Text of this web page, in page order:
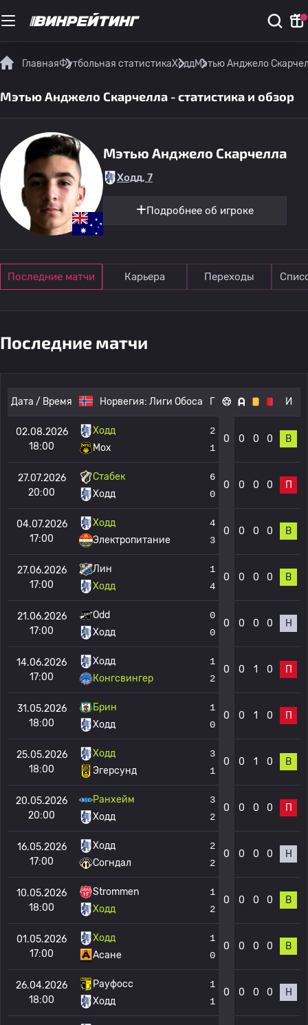
ГлавнаяФутбольная статистикаХоддМэтью Анджело
Мэтью Анджело Скарчелла - статистика и обзор
Мэтью Анджело Скарчелла
Ходд, 7
Подробнее об игроке
Последние матчи Карьера Переходы
Последние матчи
Дата / Время Норвегия: Лиги Обоса Г И
02.08.2026
18:00
Ходд
Мох
2
1
0 0 0 0 В
27.07.2026
20:00
Стабек
Ходд
6
0
0 0 0 0 П
04.07.2026
17:00
Ходд
Электропитание
4
3
0 0 0 0 В
27.06.2026
17:00
Лин
Ходд
1
4
0 0 0 0 В
21.06.2026
17:00
Odd
Ходд
0
0
0 0 0 0 Н
14.06.2026
17:00
Ходд
Конгсвингер
1
2
0 0 1 0 П
31.05.2026
18:00
Брин
Ходд
1
0
0 0 1 0 П
25.05.2026
18:00
Ходд
Эгерсунд
3
1
0 0 1 0 В
20.05.2026
20:00
Ранхейм
Ходд
3
2
0 0 0 0 П
16.05.2026
17:00
Ходд
Согндал
2
2
0 0 0 0 Н
10.05.2026
18:00
Strommen
Ходд
1
2
0 0 0 0 В
01.05.2026
17:00
Ходд
Асане
1
0
0 0 0 0 В
26.04.2026
18:00
Рауфосс
Ходд
1
1
0 0 0 0 Н